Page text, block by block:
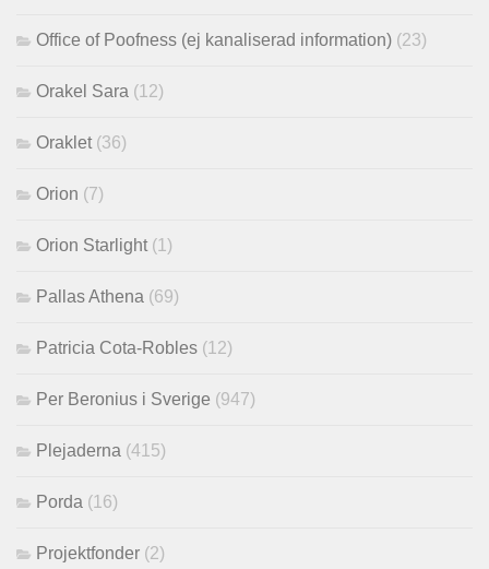
Office of Poofness (ej kanaliserad information) (23)
Orakel Sara (12)
Oraklet (36)
Orion (7)
Orion Starlight (1)
Pallas Athena (69)
Patricia Cota-Robles (12)
Per Beronius i Sverige (947)
Plejaderna (415)
Porda (16)
Projektfonder (2)